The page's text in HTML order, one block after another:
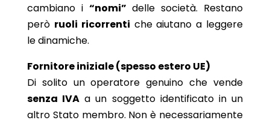
cambiano i “nomi” delle società. Restano
però ruoli ricorrenti che aiutano a leggere
le dinamiche.
Fornitore iniziale (spesso estero UE)
Di solito un operatore genuino che vende
senza IVA a un soggetto identificato in un
altro Stato membro. Non è necessariamente